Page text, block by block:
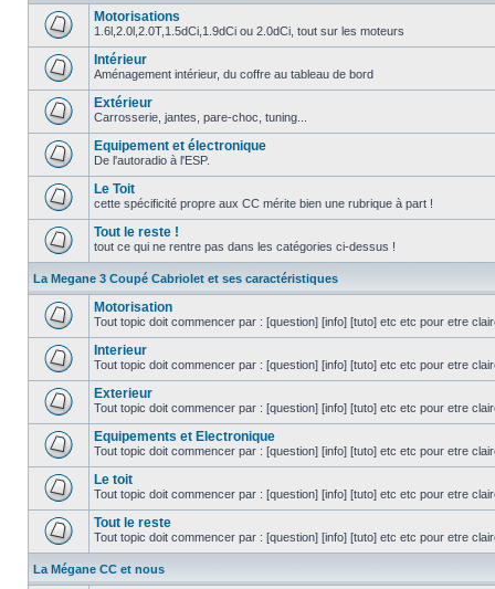
Motorisations
1.6l,2.0l,2.0T,1.5dCi,1.9dCi ou 2.0dCi, tout sur les moteurs
Intérieur
Aménagement intérieur, du coffre au tableau de bord
Extérieur
Carrosserie, jantes, pare-choc, tuning...
Equipement et électronique
De l'autoradio à l'ESP.
Le Toit
cette spécificité propre aux CC mérite bien une rubrique à part !
Tout le reste !
tout ce qui ne rentre pas dans les catégories ci-dessus !
La Megane 3 Coupé Cabriolet et ses caractéristiques
Motorisation
Tout topic doit commencer par : [question] [info] [tuto] etc etc pour etre
Interieur
Tout topic doit commencer par : [question] [info] [tuto] etc etc pour etre
Exterieur
Tout topic doit commencer par : [question] [info] [tuto] etc etc pour etre
Equipements et Electronique
Tout topic doit commencer par : [question] [info] [tuto] etc etc pour etre
Le toit
Tout topic doit commencer par : [question] [info] [tuto] etc etc pour etre
Tout le reste
Tout topic doit commencer par : [question] [info] [tuto] etc etc pour etre
La Mégane CC et nous